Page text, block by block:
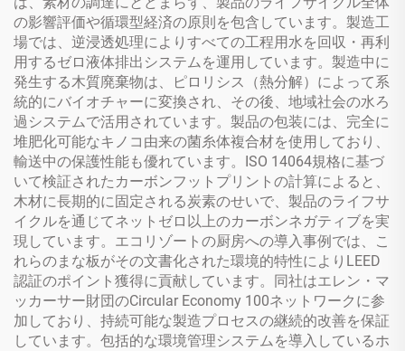
の影響評価や循環型経済の原則を包含しています。製造工
場では、逆浸透処理によりすべての工程用水を回収・再利
用するゼロ液体排出システムを運用しています。製造中に
発生する木質廃棄物は、ピロリシス（熱分解）によって系
統的にバイオチャーに変換され、その後、地域社会の水ろ
過システムで活用されています。製品の包装には、完全に
堆肥化可能なキノコ由来の菌糸体複合材を使用しており、
輸送中の保護性能も優れています。ISO 14064規格に基づ
いて検証されたカーボンフットプリントの計算によると、
木材に長期的に固定される炭素のせいで、製品のライフサ
イクルを通じてネットゼロ以上のカーボンネガティブを実
現しています。エコリゾートの厨房への導入事例では、こ
れらのまな板がその文書化された環境的特性によりLEED
認証のポイント獲得に貢献しています。同社はエレン・マ
ッカーサー財団のCircular Economy 100ネットワークに参
加しており、持続可能な製造プロセスの継続的改善を保証
しています。包括的な環境管理システムを導入しているホ